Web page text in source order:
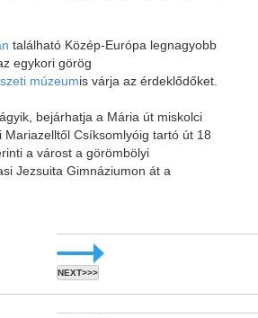
található Közép-Európa legnagyobb
egykori görög
múzeumis várja az érdeklődőket.
bejárhatja a Mária út miskolci
Mariazelltől Csíksomlyóig tartó út 18
a várost a görömbölyi
Jezsuita Gimnáziumon át a
NEXT>>>